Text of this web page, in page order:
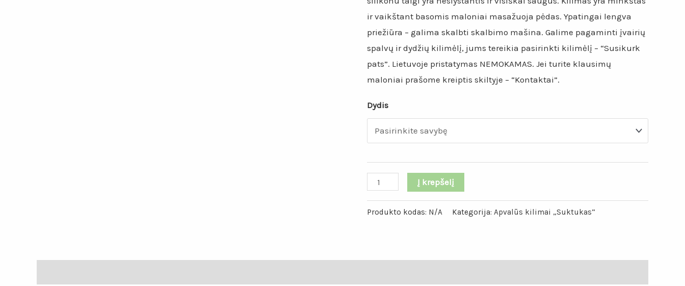
ir vaikštant basomis maloniai masažuoja pėdas. Ypatingai lengva
priežiūra – galima skalbti skalbimo mašina. Galime pagaminti įvairių
spalvų ir dydžių kilimėlį, jums tereikia pasirinkti kilimėlį – “Susikurk
pats”. Lietuvoje pristatymas NEMOKAMAS. Jei turite klausimų
maloniai prašome kreiptis skiltyje – “Kontaktai”.
Dydis
produkto
Vanilinės
kilimas
Į krepšelį
Produkto kodas: N/A Kategorija: Apvalūs kilimai „Suktukas“